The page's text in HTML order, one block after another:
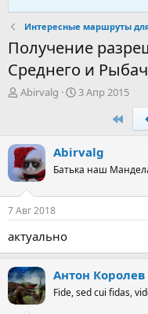
Интересные маршруты
Получение
Среднего и
А
р
т
е
м
Abirvalg
Д
н
ч
а
3 Апр 2015
Abirvalg
Батька наш
7 Авг 2018
актуально
Антон Королев
Fide, sed cui fidas,